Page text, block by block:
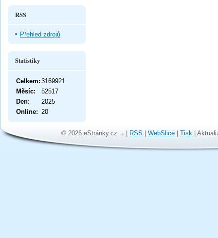
RSS
Přehled zdrojů
Statistiky
Online: 20
Celkem: 3169921
Měsíc:
52517
Den:
2025
© 2026 eStránky.cz | RSS | WebSlice | Tisk |